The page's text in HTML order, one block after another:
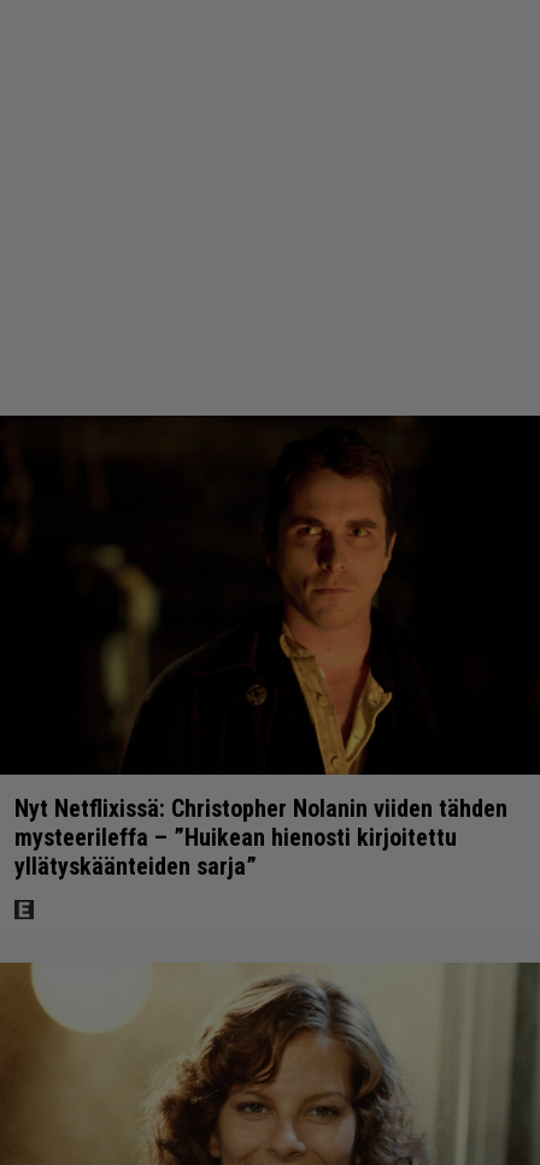
Nyt Netflixissä: Christopher Nolanin viiden tähden
mysteerileffa – ”Huikean hienosti kirjoitettu
yllätyskäänteiden sarja”